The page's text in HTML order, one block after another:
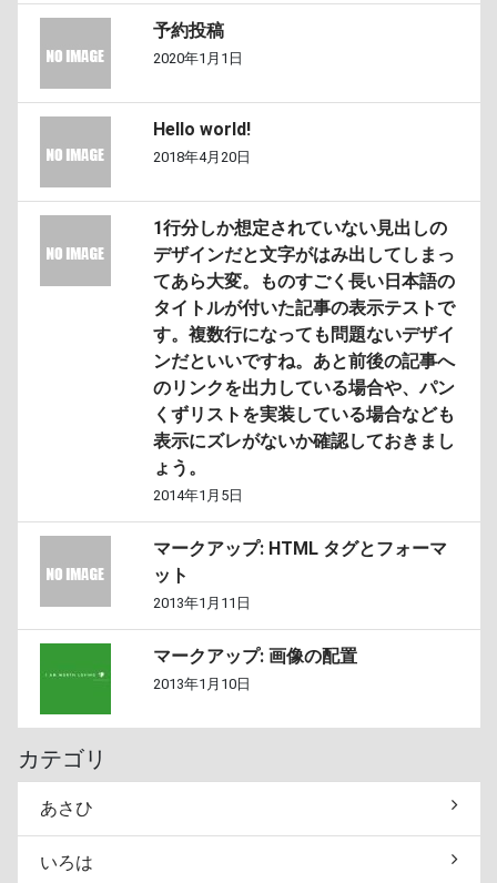
予約投稿
2020年1月1日
Hello world!
2018年4月20日
1行分しか想定されていない見出しの
デザインだと文字がはみ出してしまっ
てあら大変。ものすごく長い日本語の
タイトルが付いた記事の表示テストで
す。複数行になっても問題ないデザイ
ンだといいですね。あと前後の記事へ
のリンクを出力している場合や、パン
くずリストを実装している場合なども
表示にズレがないか確認しておきまし
ょう。
2014年1月5日
マークアップ: HTML タグとフォーマ
ット
2013年1月11日
マークアップ: 画像の配置
2013年1月10日
カテゴリ
あさひ
いろは